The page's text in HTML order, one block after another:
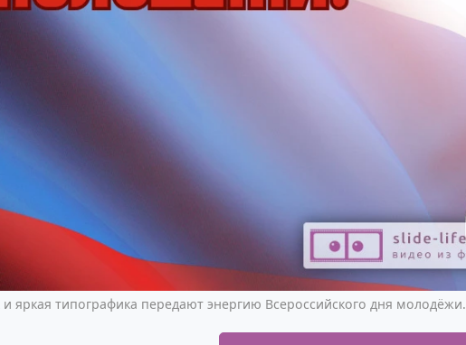
яркая типографика передают энергию Всероссийского дня молодёжи.